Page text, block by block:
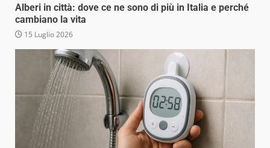
Alberi in città: dove ce ne sono di più in Italia e perché
cambiano la vita
15 Luglio 2026